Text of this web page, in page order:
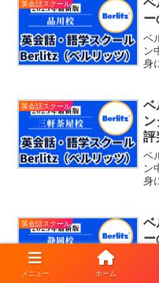
英会話スクール
ベ
ン
身
に
え
英会話スクール
ベ
評
ベ
ン
身
に
英会話スクール
ベ
メニュー ホーム